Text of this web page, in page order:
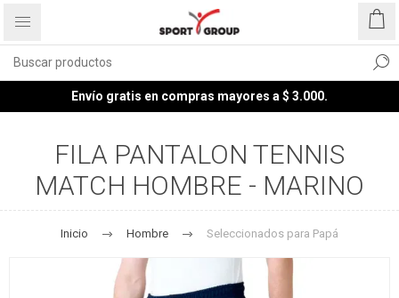
Envío gratis en compras mayores a $ 3.000.
FILA PANTALON TENNIS
MATCH HOMBRE - MARINO
Inicio Hombre Seleccionados para Papá